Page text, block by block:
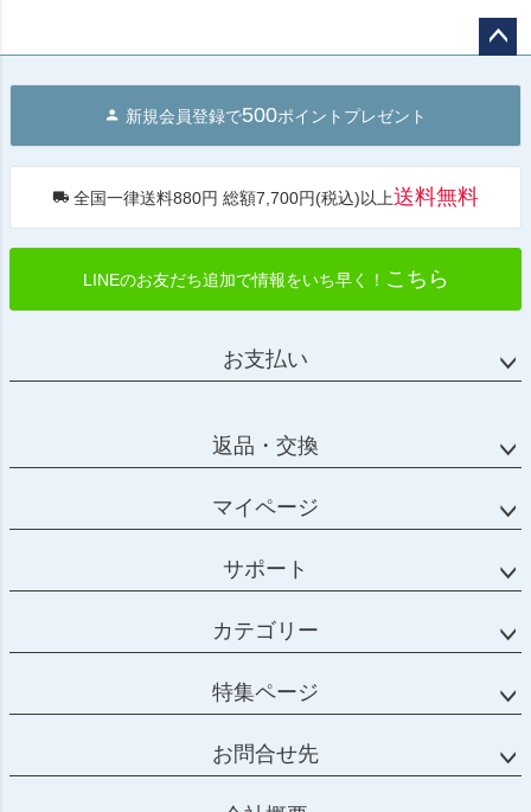
へ
新規会員登録で500ポイントプレゼント
全国一律送料880円 総額7,700円(税込)以上送料無料
LINEのお友だち追加で情報をいち早く！ こちら
お支払い
返品・交換
マイページ
サポート
カテゴリー
特集ページ
お問合せ先